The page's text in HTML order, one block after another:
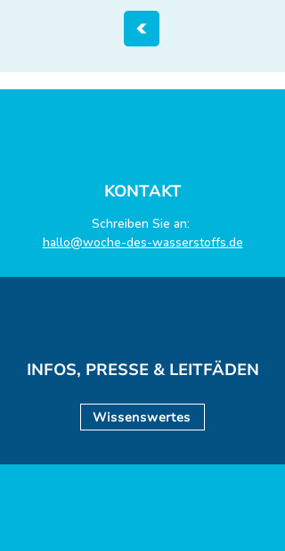
KONTAKT
Schreiben Sie an:
hallo@woche-des-wasserstoffs.de
INFOS, PRESSE & LEITFÄDEN
Wissenswertes